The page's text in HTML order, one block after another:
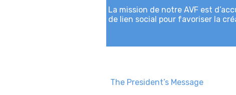
La mission de notre AVF est
de lien social pour favoriser la
The President’s Message